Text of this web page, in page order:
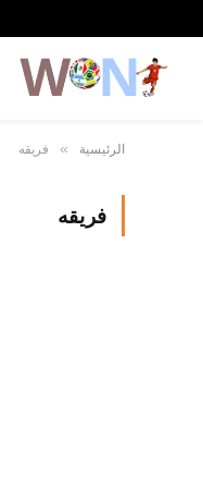
الرئيسية » فريقه
فريقه